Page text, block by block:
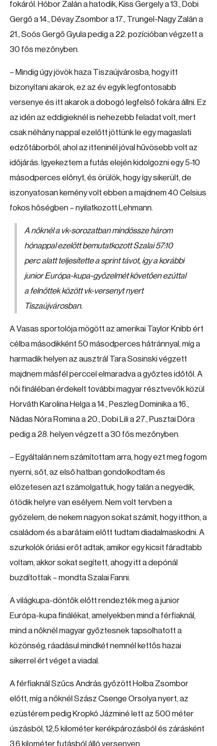
fokáról. Hóbor Zalán a hatodik, Kiss Gergely a 13., Dobi
Gergő a 14., Dévay Zsombor a 17., Trungel-Nagy Zalán a
21., Soós Gergő Gyula pedig a 22. pozícióban végzett a
30 fős mezőnyben.
– Mindig úgy jövök haza Tiszaújvárosba, hogy itt
bizonyítani akarok, ez az év egyik legfontosabb
versenye és itt akarok a dobogó legfelső fokára állni. Ez
az idén az eddigieknél is nehezebb feladat volt, mert
csak néhány nappal ezelőtt jöttünk le egy magaslati
edzőtáborból, ahol az itteninél jóval hűvösebb volt az
időjárás. Igyekeztem a futás elején kidolgozni egy 5-10
másodperces előnyt, és örülök, hogy így sikerült, de
iszonyatosan kemény volt ebben a majdnem 40 Celsius
fokos hőségben – nyilatkozott Lehmann.
A nőknél a vk-sorozatban mindössze három
hónappal ezelőtt bemutatkozott Szalai 57:10
perc alatt teljesítette a sprint távot, így a korábbi
junior Európa-kupa-győzelmét követően ezúttal
a felnőttek között vk-versenyt nyert
Tiszaújvárosban.
A Vasas sportolója mögött az amerikai Taylor Knibb ért
célba másodikként 50 másodperces hátránnyal, míg a
harmadik helyen az ausztrál Tara Sosinski végzett
majdnem másfél perccel elmaradva a győztes időtől. A
női fináléban érdekelt további magyar résztvevők közül
Horváth Karolina Helga a 14., Peszleg Dominika a 16.,
Nádas Nóra Romina a 20., Dobi Lili a 27., Pusztai Dóra
pedig a 28. helyen végzett a 30 fős mezőnyben.
– Egyáltalán nem számítottam arra, hogy ezt meg fogom
nyerni, sőt, az első hatban gondolkodtam és
előzetesen azt számolgattuk, hogy talán a negyedik,
ötödik helyre van esélyem. Nem volt tervben a
győzelem, de nekem nagyon sokat számít, hogy itthon, a
családom és a barátaim előtt tudtam diadalmaskodni. A
szurkolók óriási erőt adtak, amikor egy kicsit fáradtabb
voltam, akkor sokat segített, ahogy itt a depónál
buzdítottak – mondta Szalai Fanni.
A világkupa-döntők előtt rendezték meg a junior
Európa-kupa finálékat, amelyekben mind a férfiaknál,
mind a nőknél magyar győztesnek tapsolhatott a
közönség, ráadásul mindkét nemnél kettős hazai
sikerrel ért véget a viadal.
A férfiaknál Szűcs András győzött Holba Zsombor
előtt, míg a nőknél Szász Csenge Orsolya nyert, az
ezüstérem pedig Kropkó Jázminé lett az 500 méter
úszásból, 12,5 kilométer kerékpározásból és zárásként
3,6 kilométer futásból álló versenyen.